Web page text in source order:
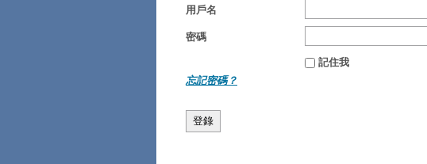
用戶名
密碼
記住我
忘記密碼？